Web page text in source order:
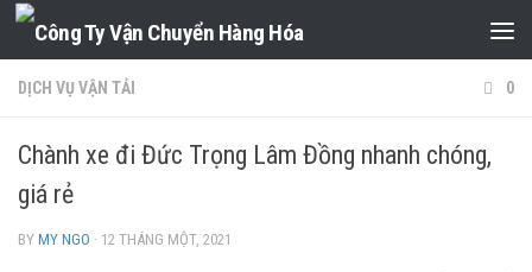
Skip to content
DỊCH VỤ VẬN TẢI 0
Chành xe đi Đức Trọng Lâm Đồng nhanh chóng,
giá rẻ
BY MY NGO · 12 THÁNG MỘT, 2021